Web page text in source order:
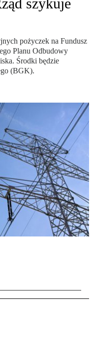
pożyczek na Fundusz
Planu Odbudowy
Środki będzie
(BGK).